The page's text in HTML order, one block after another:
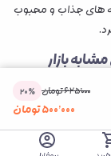
های جذاب و محبوب
بازار
که بیشتر بر ظاهر
مقاوم و بادوام
روزمره سریع دچار
خود،
۶۲۵٬۰۰۰تومان ۲۰%
۵۰۰٬۰۰۰تومان